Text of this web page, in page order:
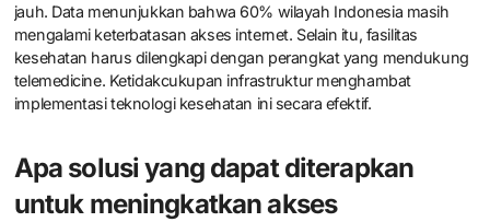
jauh. Data menunjukkan bahwa 60% wilayah Indonesia masih
mengalami keterbatasan akses internet. Selain itu, fasilitas
kesehatan harus dilengkapi dengan perangkat yang mendukung
telemedicine. Ketidakcukupan infrastruktur menghambat
implementasi teknologi kesehatan ini secara efektif.
Apa solusi yang dapat diterapkan
untuk meningkatkan akses